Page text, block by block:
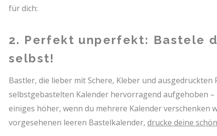
für dich:
2. Perfekt unperfekt: Bastele
selbst!
Bastler, die lieber mit Schere, Kleber und
selbstgebastelten Kalender hervorragend aufgehoben
einiges höher, wenn du mehrere Kalender verschenken
vorgesehenen leeren Bastelkalender, drucke deine